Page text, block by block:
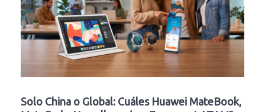
Solo China o Global: Cuáles Huawei MateBook,